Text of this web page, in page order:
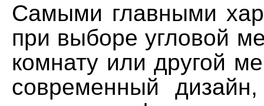
Самыми главными
при выборе угловой
комнату или другой
современный